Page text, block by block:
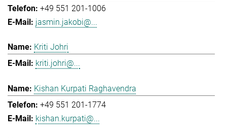
+49 551 201-1006
jasmin.jakobi@...
Kriti Johri
kriti.johri@...
Kishan Kurpati Raghavendra
+49 551 201-1774
kishan.kurpati@...